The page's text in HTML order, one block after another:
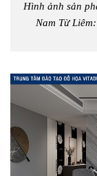
Hình ảnh sản
Nam Từ